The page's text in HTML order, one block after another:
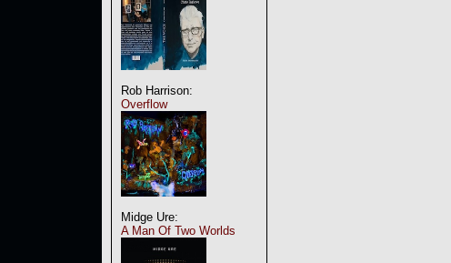
Rob Harrison:
Overflow
Midge Ure:
A Man Of Two Worlds